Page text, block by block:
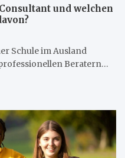
und welchen
Schule im Ausland
Beratern…